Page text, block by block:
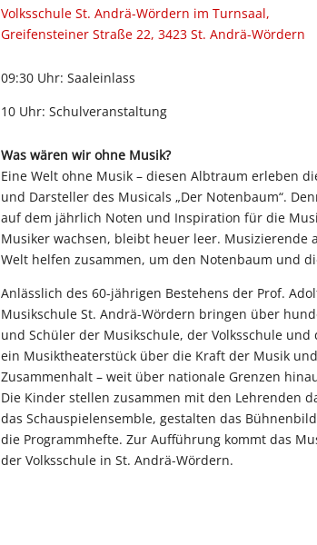
Volksschule St. Andrä-Wördern im Turnsaal,
Greifensteiner Straße 22, 3423 St. Andrä-Wördern
09:30 Uhr: Saaleinlass
10 Uhr: Schulveranstaltung
Was wären wir ohne Musik?
Eine Welt ohne Musik – diesen Albtraum erleben
und Darsteller des Musicals „Der Notenbaum“.
auf dem jährlich Noten und Inspiration für die
Musiker wachsen, bleibt heuer leer. Musizierende
Welt helfen zusammen, um den Notenbaum und
Anlässlich des 60-jährigen Bestehens der Prof.
Musikschule St. Andrä-Wördern bringen über
und Schüler der Musikschule, der Volksschule und
ein Musiktheaterstück über die Kraft der Musik
Zusammenhalt – weit über nationale Grenzen
Die Kinder stellen zusammen mit den Lehrenden
das Schauspielensemble, gestalten das
die Programmhefte. Zur Aufführung kommt das
der Volksschule in St. Andrä-Wördern.